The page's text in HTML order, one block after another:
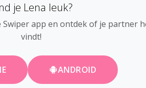
je Lena leuk?
Swiper app en ontdek of je partner
vindt!
ANDROID